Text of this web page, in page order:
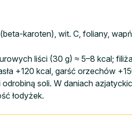
karoten), wit. C, foliany,
liści (30 g) ≈ 5–8 kcal;
+120 kcal, garść orzechów
soli. W daniach
łodyżek.